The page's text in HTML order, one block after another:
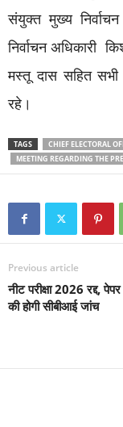
संयुक्त मुख्य
निर्वाचन अधिकारी
मस्तू दास सहित
रहे।
TAGS
CHIEF ELECTORAL
MEETING REGARDING THE
Previous article
नीट परीक्षा 2026 रद्द,
की होगी सीबीआई जांच